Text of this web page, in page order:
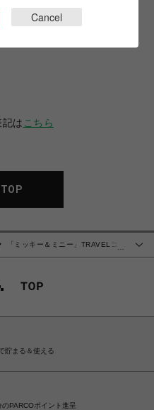
は こちら
…
「ミッキー＆ミニー」TRAVELコレ
貯まる＆使える
PARCOポイント進呈
Cancel